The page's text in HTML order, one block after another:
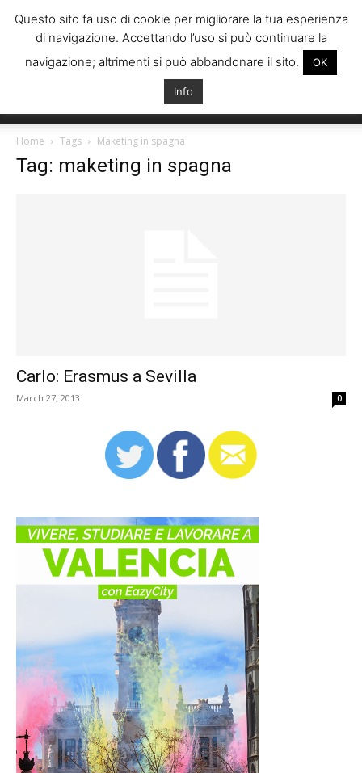
Italiani
Home Tags Maketing in spagna
Tag: maketing in spagna
Carlo: Erasmus a Sevilla
March 27, 2013 0
Questo sito fa uso di cookie per migliorare la tua esperienza
di navigazione. Accettando l’uso si può continuare la
navigazione; altrimenti si può abbandonare il sito.
OK
Info